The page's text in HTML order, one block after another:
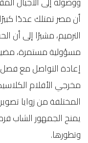
أن مصر تمتلك عددًا
الترميم، مشيرًا إلى أن
مسؤولية مستمرة،
إعادة التواصل مع
مخرجي الأفلام
المختلفة من زوايا
يمنح الجمهور الشاب
وتطورها.